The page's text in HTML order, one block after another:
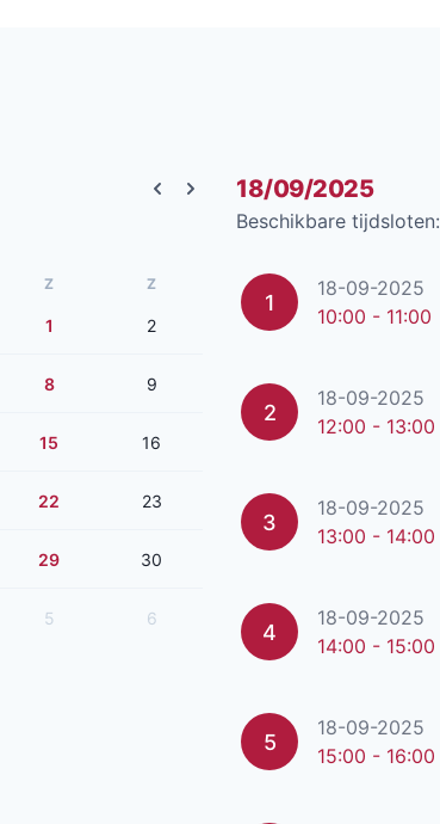
Previous month
Next month
Z Z
1 2
8 9
15 16
22 23
29 30
5 6
18/09/2025
Beschikbare tijdsloten:
1
18-09-2025
10:00 - 11:00
2
18-09-2025
12:00 - 13:00
3
18-09-2025
13:00 - 14:00
4
18-09-2025
14:00 - 15:00
5
18-09-2025
15:00 - 16:00